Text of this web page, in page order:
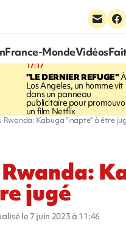
France-MondeVidéos
17:17
"LE DERNIER REFUGE"À
Los Angeles, un homme vit
dans un panneau
publicitaire pour
un film Netflix
Rwanda: Kabuga "inapte" à être
jugé
le 7 juin 2023 à 11:46